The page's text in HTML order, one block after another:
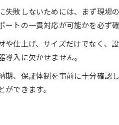
失敗しないためには、まず現場
ートの一貫対応が可能かを必ず確
や仕上げ、サイズだけでなく、
入に欠かせません。
期、保証体制を事前に十分確認
できます。